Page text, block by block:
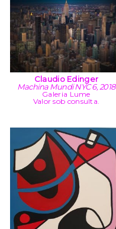
Claudio Edinger
Machina Mundi NYC 6, 2018
Galeria Lume
Valor sob consulta.